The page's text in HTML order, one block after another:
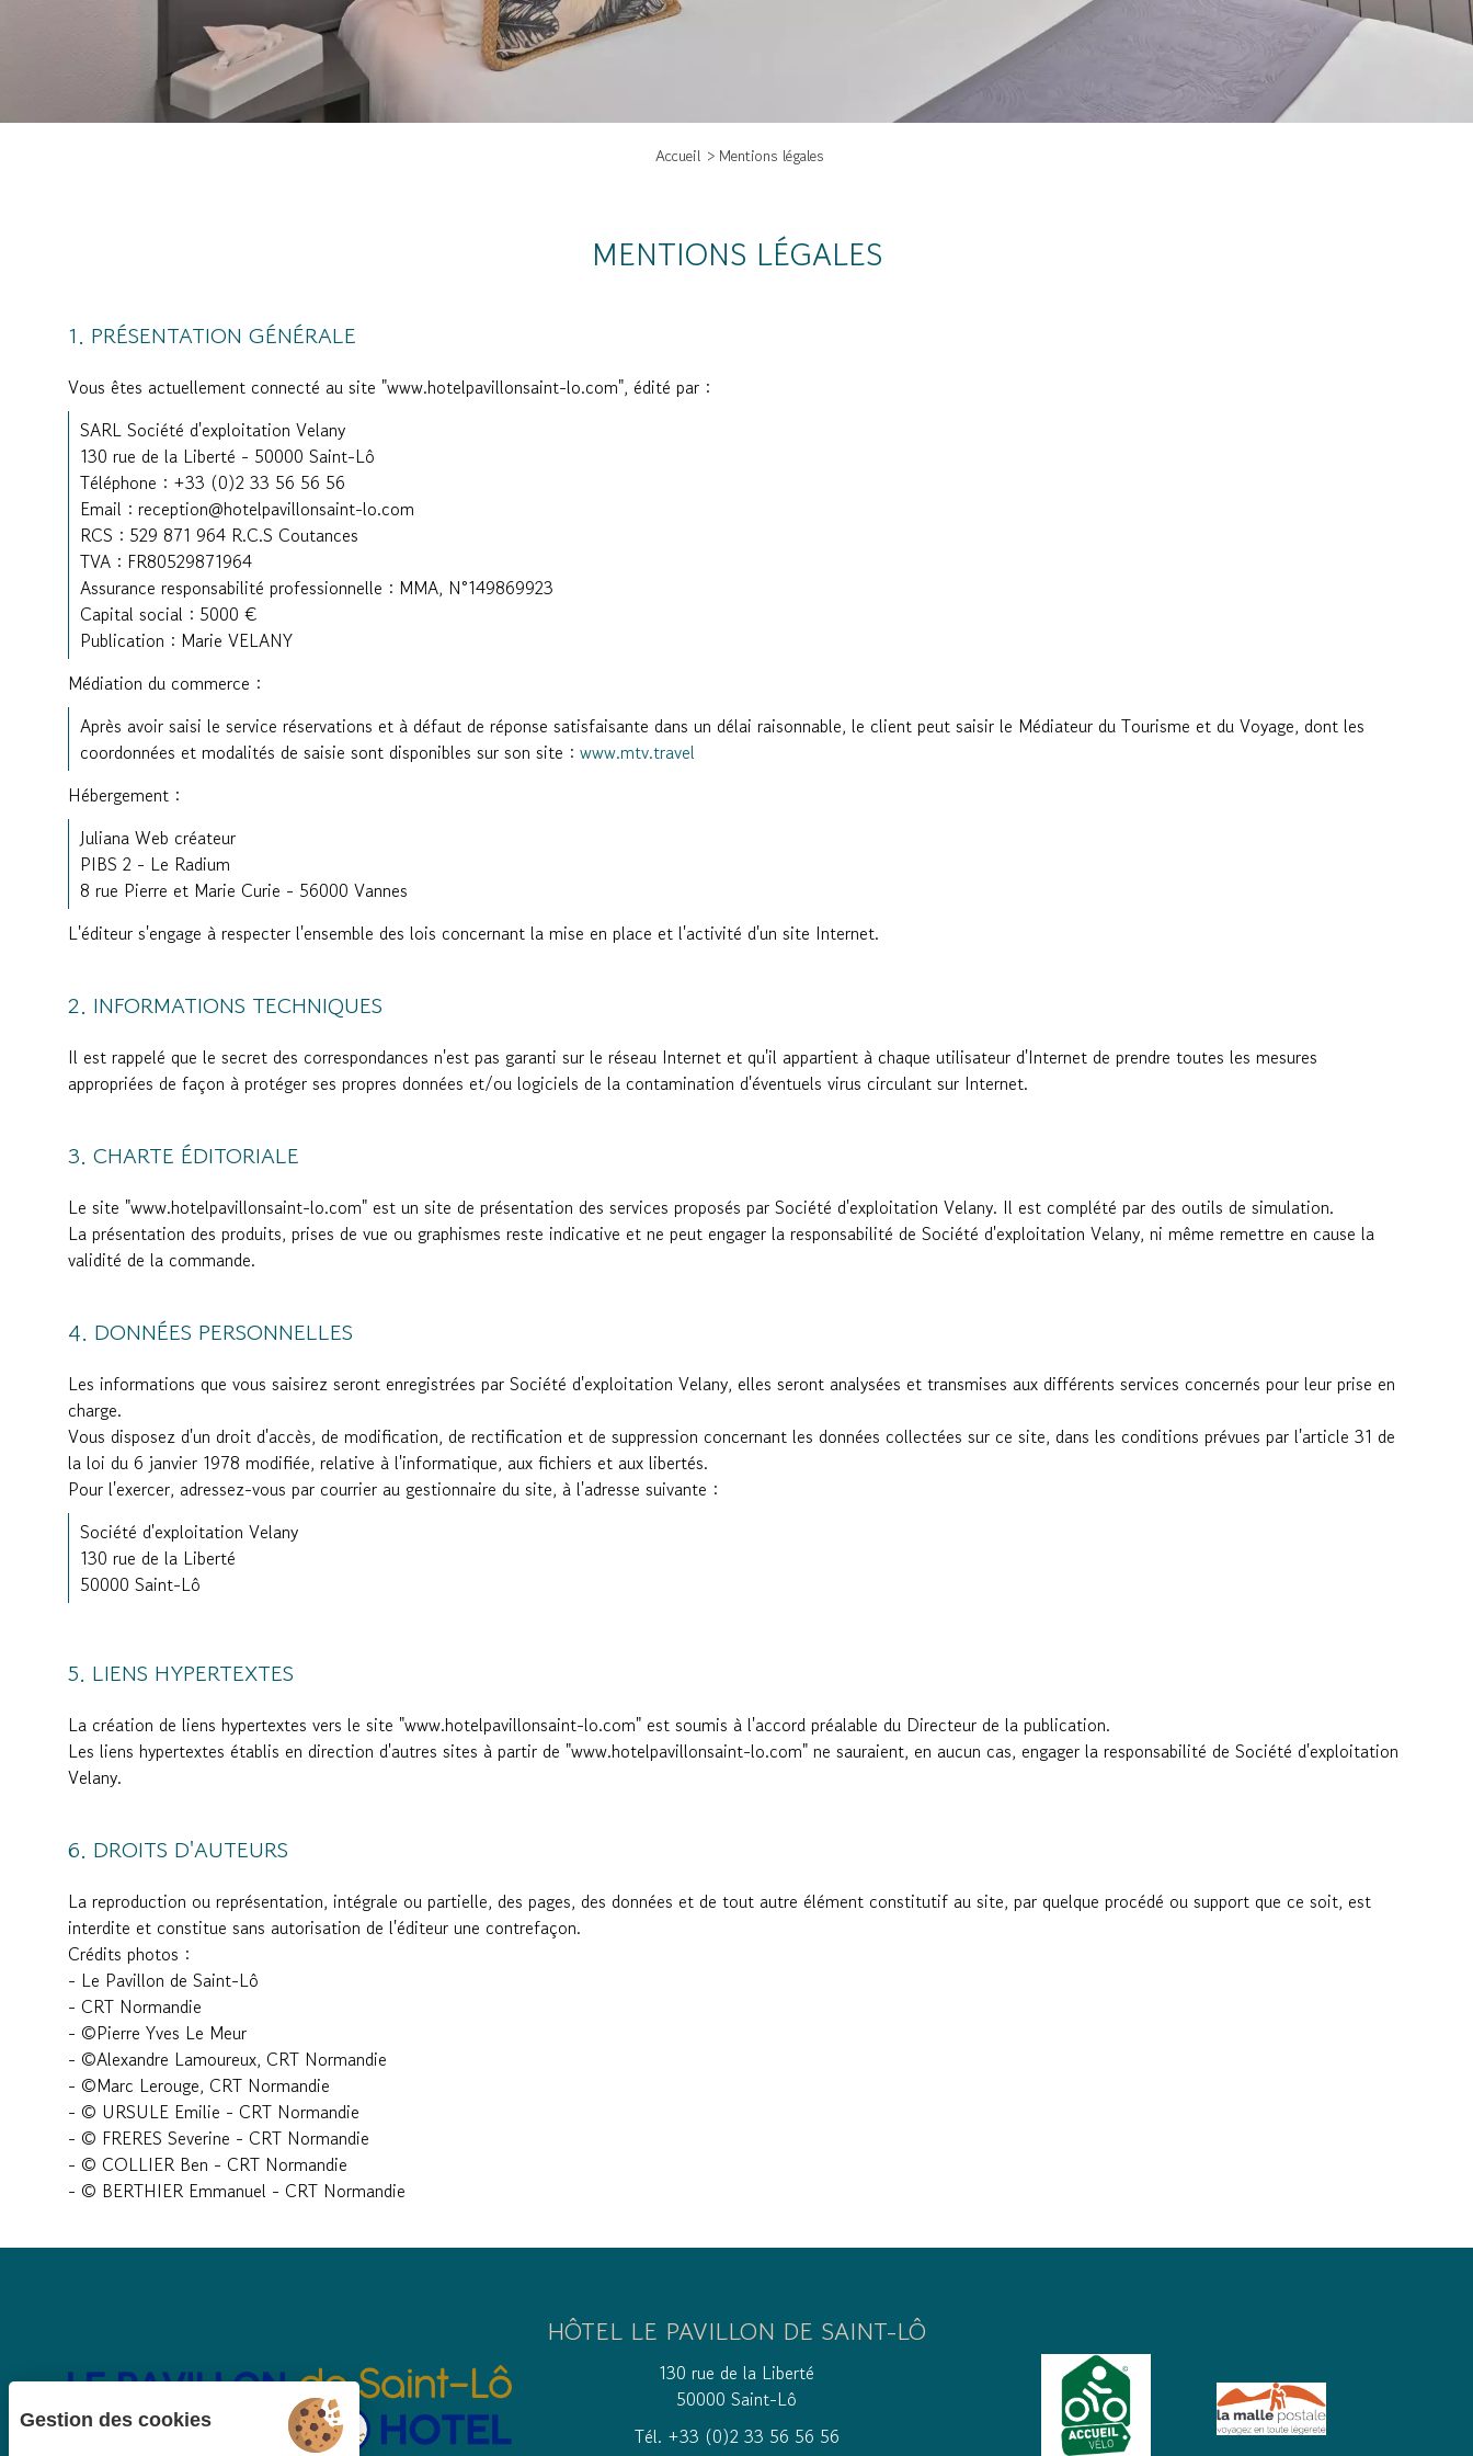
Accueil Mentions légales
MENTIONS LÉGALES
PRÉSENTATION GÉNÉRALE
Vous êtes actuellement connecté au site "www.hotelpavillonsaint-lo.com", édité par :
SARL Société d'exploitation Velany
130 rue de la Liberté - 50000 Saint-Lô
Téléphone : +33 (0)2 33 56 56 56
Email : reception@hotelpavillonsaint-lo.com
RCS : 529 871 964 R.C.S Coutances
TVA : FR80529871964
Assurance responsabilité professionnelle : MMA, N°149869923
Capital social : 5000 €
Publication : Marie VELANY
Médiation du commerce :
Après avoir saisi le service réservations et à défaut de réponse satisfaisante dans un délai raisonnable, le client peut saisir le Médiateur du Tourisme et du Voyage, dont les
coordonnées et modalités de saisie sont disponibles sur son site : www.mtv.travel
Hébergement :
Juliana Web créateur
PIBS 2 - Le Radium
8 rue Pierre et Marie Curie - 56000 Vannes
L'éditeur s'engage à respecter l'ensemble des lois concernant la mise en place et l'activité d'un site Internet.
INFORMATIONS TECHNIQUES
Il est rappelé que le secret des correspondances n'est pas garanti sur le réseau Internet et qu'il appartient à chaque utilisateur d'Internet de prendre toutes les mesures
appropriées de façon à protéger ses propres données et/ou logiciels de la contamination d'éventuels virus circulant sur Internet.
CHARTE ÉDITORIALE
Le site "www.hotelpavillonsaint-lo.com" est un site de présentation des services proposés par Société d'exploitation Velany. Il est complété par des outils de simulation.
La présentation des produits, prises de vue ou graphismes reste indicative et ne peut engager la responsabilité de Société d'exploitation Velany, ni même remettre en cause la
validité de la commande.
DONNÉES PERSONNELLES
Les informations que vous saisirez seront enregistrées par Société d'exploitation Velany, elles seront analysées et transmises aux différents services concernés pour leur prise en
charge.
Vous disposez d'un droit d'accès, de modification, de rectification et de suppression concernant les données collectées sur ce site, dans les conditions prévues par l'article 31 de
la loi du 6 janvier 1978 modifiée, relative à l'informatique, aux fichiers et aux libertés.
Pour l'exercer, adressez-vous par courrier au gestionnaire du site, à l'adresse suivante :
Société d'exploitation Velany
130 rue de la Liberté
50000 Saint-Lô
LIENS HYPERTEXTES
La création de liens hypertextes vers le site "www.hotelpavillonsaint-lo.com" est soumis à l'accord préalable du Directeur de la publication.
Les liens hypertextes établis en direction d'autres sites à partir de "www.hotelpavillonsaint-lo.com" ne sauraient, en aucun cas, engager la responsabilité de Société d'exploitation
Velany.
DROITS D'AUTEURS
La reproduction ou représentation, intégrale ou partielle, des pages, des données et de tout autre élément constitutif au site, par quelque procédé ou support que ce soit, est
interdite et constitue sans autorisation de l'éditeur une contrefaçon.
Crédits photos :
- Le Pavillon de Saint-Lô
- CRT Normandie
- ©Pierre Yves Le Meur
- ©Alexandre Lamoureux, CRT Normandie
- ©Marc Lerouge, CRT Normandie
- © URSULE Emilie - CRT Normandie
- © FRERES Severine - CRT Normandie
- © COLLIER Ben - CRT Normandie
- © BERTHIER Emmanuel - CRT Normandie
HÔTEL LE PAVILLON DE SAINT-LÔ
130 rue de la Liberté
50000 Saint-Lô
Tél. +33 (0)2 33 56 56 56
Gestion des cookies